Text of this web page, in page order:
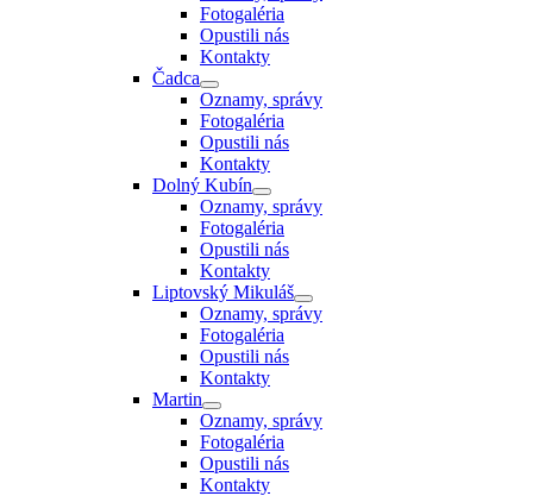
Fotogaléria
Opustili nás
Kontakty
Čadca
Oznamy, správy
Fotogaléria
Opustili nás
Kontakty
Dolný Kubín
Oznamy, správy
Fotogaléria
Opustili nás
Kontakty
Liptovský Mikuláš
Oznamy, správy
Fotogaléria
Opustili nás
Kontakty
Martin
Oznamy, správy
Fotogaléria
Opustili nás
Kontakty